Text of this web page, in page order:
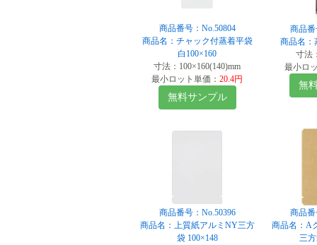
商品番号：No.50804
商品名：チャック付蒸着平袋
白100×160
寸法：100×160(140)mm
最小ロット単価： 20.4円
無料サンプル
商品番
商品名：
寸法
最小ロ
無
商品番号：No.50396
商品名：上質紙アルミNY三方
袋 100×148
商品番
商品名：A
三